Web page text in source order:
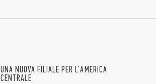
UNA NUOVA FILIALE PER L'AMERICA
CENTRALE